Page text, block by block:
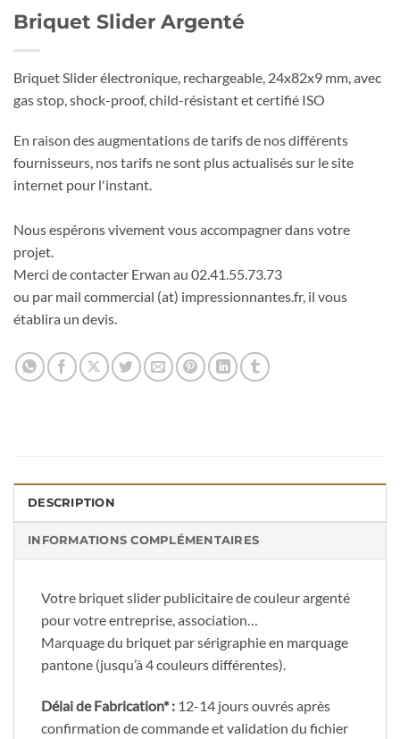
Briquet Slider Argenté
Briquet Slider électronique, rechargeable, 24x82x9 mm, avec
gas stop, shock-proof, child-résistant et certifié ISO
En raison des augmentations de tarifs de nos différents
fournisseurs, nos tarifs ne sont plus actualisés sur le site
internet pour l'instant.
Nous espérons vivement vous accompagner dans votre
projet.
Merci de contacter Erwan au 02.41.55.73.73
ou par mail commercial (at) impressionnantes.fr, il vous
établira un devis.
DESCRIPTION
INFORMATIONS COMPLÉMENTAIRES
Votre briquet slider publicitaire de couleur argenté
pour votre entreprise, association…
Marquage du briquet par sérigraphie en marquage
pantone (jusqu’à 4 couleurs différentes).
Délai de Fabrication* : 12-14 jours ouvrés après
confirmation de commande et validation du fichier